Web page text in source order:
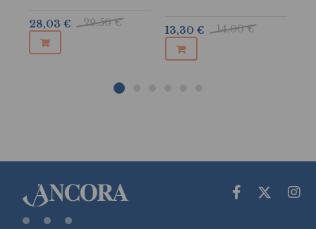
29,50 €
28,03 € 14,00 €
13,30 €